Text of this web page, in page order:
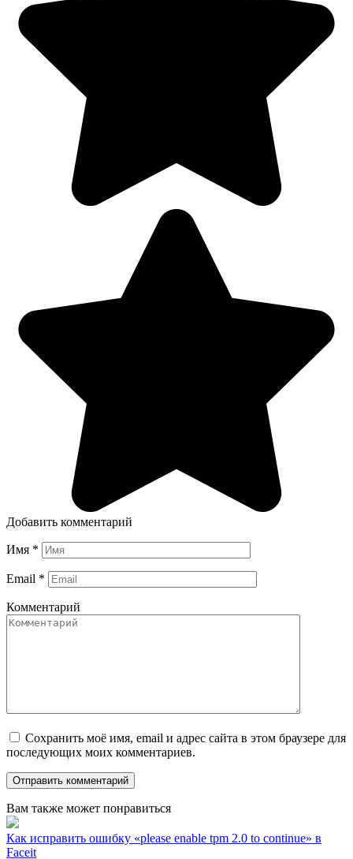
Добавить комментарий
Имя *
Email *
Комментарий
Сохранить моё имя, email и адрес сайта в этом браузере для
последующих моих комментариев.
Вам также может понравиться
Как исправить ошибку «please enable tpm 2.0 to continue» в
Faceit